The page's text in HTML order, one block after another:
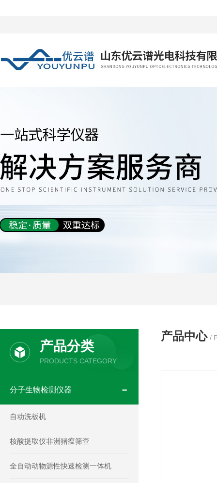
产品中心 /
产品分类
PRODUCTS CATEGORY
分子生物检测仪器
自动洗板机
核酸提取仪非洲猪瘟筛查
全自动动物源性快速检测一体机